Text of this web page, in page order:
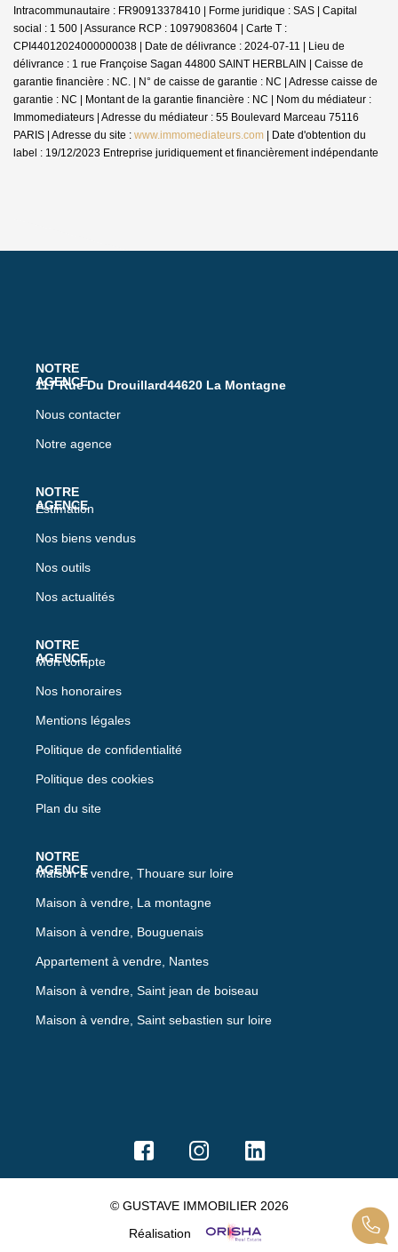
Intracommunautaire : FR90913378410 | Forme juridique : SAS | Capital
social : 1 500 | Assurance RCP : 10979083604 | Carte T :
CPI44012024000000038 | Date de délivrance : 2024-07-11 | Lieu de
délivrance : 1 rue Françoise Sagan 44800 SAINT HERBLAIN | Caisse de
garantie financière : NC. | N° de caisse de garantie : NC | Adresse caisse de
garantie : NC | Montant de la garantie financière : NC | Nom du médiateur :
Immomediateurs | Adresse du médiateur : 55 Boulevard Marceau 75116
PARIS | Adresse du site : www.immomediateurs.com | Date d'obtention du
label : 19/12/2023 Entreprise juridiquement et financièrement indépendante
117 Rue Du Drouillard44620 La Montagne
Nous contacter
Notre agence
Estimation
Nos biens vendus
Nos outils
Nos actualités
Mon compte
Nos honoraires
Mentions légales
Politique de confidentialité
Politique des cookies
Plan du site
Maison à vendre, Thouare sur loire
Maison à vendre, La montagne
Maison à vendre, Bouguenais
Appartement à vendre, Nantes
Maison à vendre, Saint jean de boiseau
Maison à vendre, Saint sebastien sur loire
© GUSTAVE IMMOBILIER 2026
Réalisation